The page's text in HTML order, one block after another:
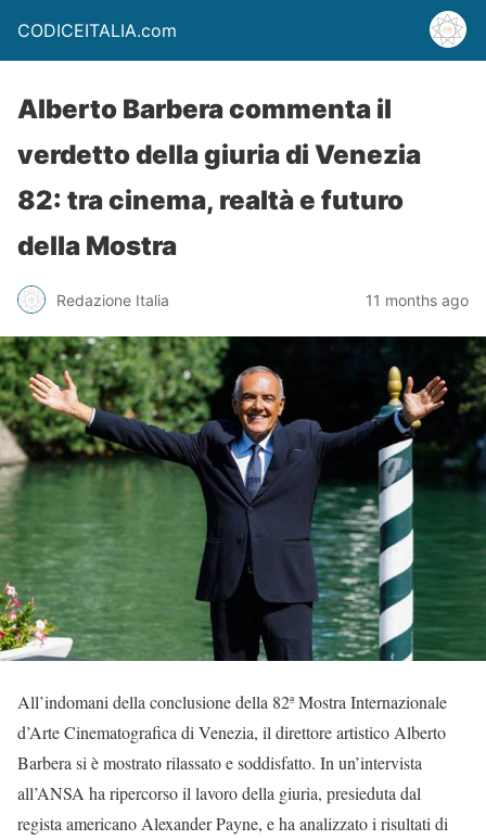
CODICEITALIA.com
Alberto Barbera commenta il
verdetto della giuria di Venezia
82: tra cinema, realtà e futuro
della Mostra
Redazione Italia 11 months ago
All’indomani della conclusione della 82ª Mostra Internazionale
d’Arte Cinematografica di Venezia, il direttore artistico Alberto
Barbera si è mostrato rilassato e soddisfatto. In un’intervista
all’ANSA ha ripercorso il lavoro della giuria, presieduta dal
regista americano Alexander Payne, e ha analizzato i risultati di